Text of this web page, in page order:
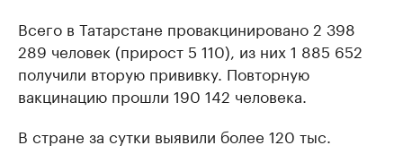
Всего в Татарстане провакцинировано 2 398
289 человек (прирост 5 110), из них 1 885 652
получили вторую прививку. Повторную
вакцинацию прошли 190 142 человека.
В стране за сутки выявили более 120 тыс.